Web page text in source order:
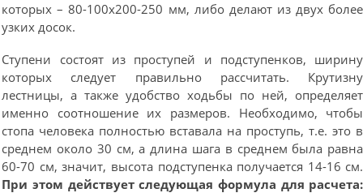
которых – 80-100х200-250 мм, либо делают из двух более
узких досок.
Ступени состоят из проступей и подступенков, ширину
которых следует правильно рассчитать. Крутизну
лестницы, а также удобство ходьбы по ней, определяет
именно соотношение их размеров. Необходимо, чтобы
стопа человека полностью вставала на проступь, т.е. это в
среднем около 30 см, а длина шага в среднем была равна
60-70 см, значит, высота подступенка получается 14-16 см.
При этом действует следующая формула для расчета: